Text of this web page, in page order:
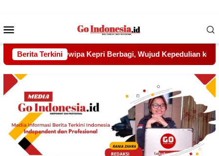
Mobile
Berita Terkini
Kepedulian kepada Pondok Tahfidz Yatim dan Dhuafa Al-